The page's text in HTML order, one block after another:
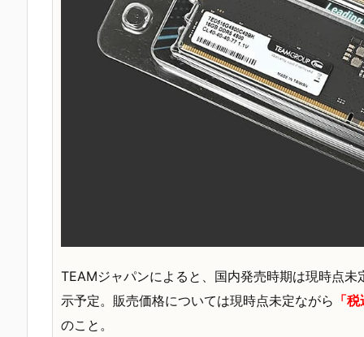
TEAMジャパンによると、国内発売時期は現時点
示予定。販売価格については現時点未定ながら 「
のこと。